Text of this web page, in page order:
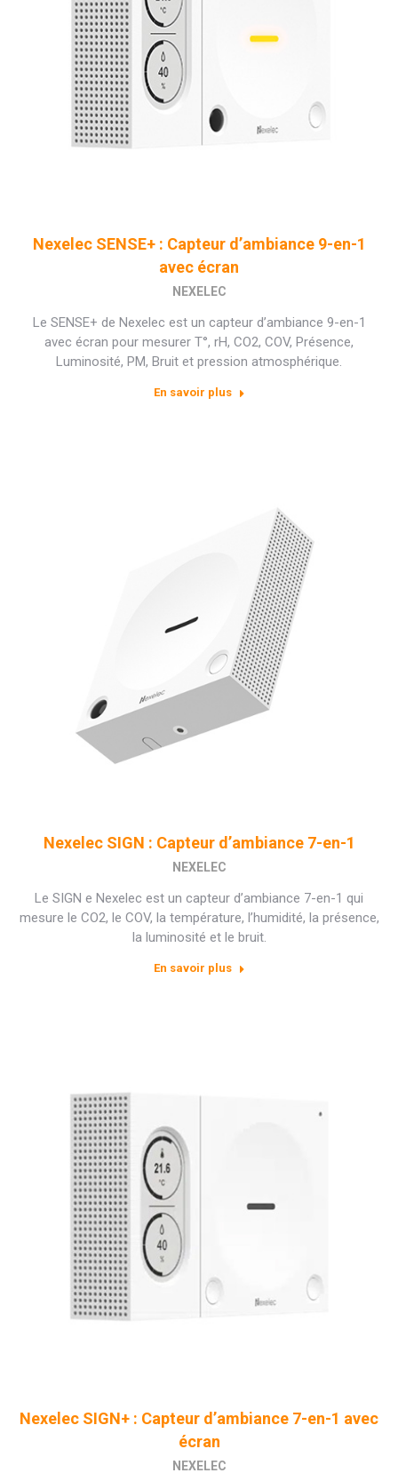
Nexelec SENSE+ : Capteur d’ambiance 9-en-1
avec écran
NEXELEC
Le SENSE+ de Nexelec est un capteur d’ambiance 9-en-1
avec écran pour mesurer T°, rH, CO2, COV, Présence,
Luminosité, PM, Bruit et pression atmosphérique.
En savoir plus
Nexelec SIGN : Capteur d’ambiance 7-en-1
NEXELEC
Le SIGN e Nexelec est un capteur d’ambiance 7-en-1 qui
mesure le CO2, le COV, la température, l’humidité, la présence,
la luminosité et le bruit.
En savoir plus
Nexelec SIGN+ : Capteur d’ambiance 7-en-1 avec
écran
NEXELEC